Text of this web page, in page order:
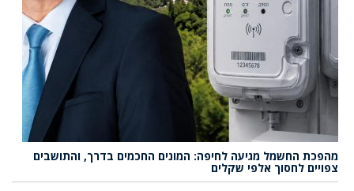
מהפכת החשמל מגיעה לחיפה: המונים החכמים בדרך, והתושבים
צפויים לחסוך אלפי שקלים